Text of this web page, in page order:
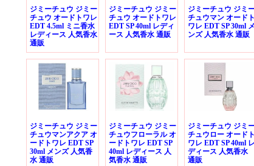
ジミーチュウ ジミー
チュウ オードトワレ
EDT 4.5ml ミニ香水
レディース 人気香水
通販
ジミーチュウ ジミー
チュウ オードトワレ
EDT SP 40ml レディ
ース 人気香水 通販
ジミーチュウ ジミ
チュウマン オードト
ワレ EDT SP 30ml メ
ンズ 人気香水 通販
ジミーチュウ ジミー
チュウマンアクア オ
ードトワレ EDT SP
30ml メンズ 人気香
水 通販
ジミーチュウ ジミー
チュウフローラル オ
ードトワレ EDT SP
40ml レディース 人
気香水 通販
ジミーチュウ ジミ
チュウロー オードト
ワレ EDT SP 40ml レ
ディース 人気香水
通販